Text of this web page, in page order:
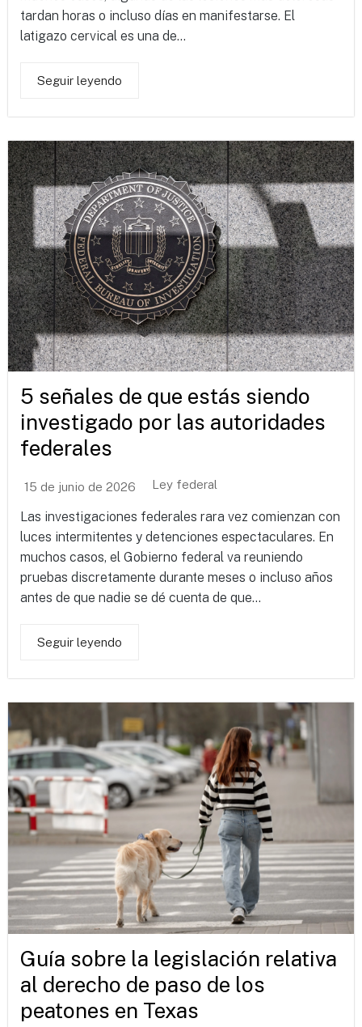
tardan horas o incluso días en manifestarse. El
latigazo cervical es una de...
Seguir leyendo
5 señales de que estás siendo
investigado por las autoridades
federales
15 de junio de 2026 Ley federal
Las investigaciones federales rara vez comienzan con
luces intermitentes y detenciones espectaculares. En
muchos casos, el Gobierno federal va reuniendo
pruebas discretamente durante meses o incluso años
antes de que nadie se dé cuenta de que...
Seguir leyendo
Guía sobre la legislación relativa
al derecho de paso de los
peatones en Texas